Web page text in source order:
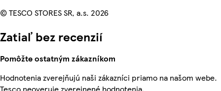
© TESCO STORES SR, a.s. 2026
Zatiaľ bez recenzií
Pomôžte ostatným zákazníkom
Hodnotenia zverejňujú naši zákazníci priamo na našom webe.